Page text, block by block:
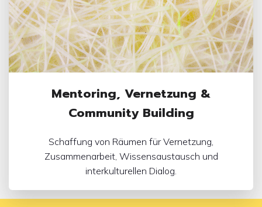
Mentoring, Vernetzung &
Community Building
Schaffung von Räumen für Vernetzung,
Zusammenarbeit, Wissensaustausch und
interkulturellen Dialog.